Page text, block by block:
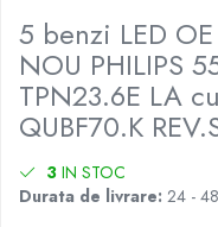
5 benzi LED
NOU PHILIPS
TPN23.6E LA
QUBF70.K
3 IN STOC
Durata de livrare: 24 -